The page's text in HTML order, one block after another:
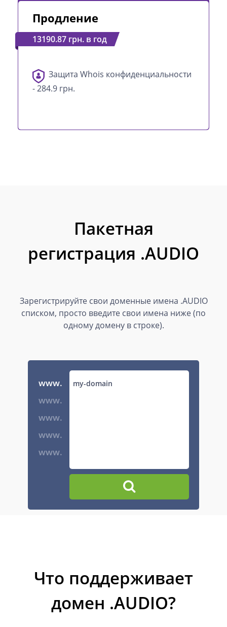
Продление
13190.87 грн. в год
Защита Whois конфиденциальности
- 284.9 грн.
Пакетная
регистрация .AUDIO
Зарегистрируйте свои доменные имена .AUDIO
списком, просто введите свои имена ниже (по
одному домену в строке).
www.
www.
www.
www.
www.
Что поддерживает
домен .AUDIO?